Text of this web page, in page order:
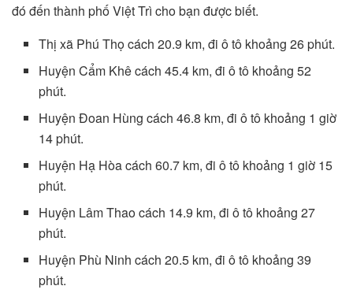
đó đến thành phố Việt Trì cho bạn được biết.
Thị xã Phú Thọ cách 20.9 km, đi ô tô khoảng 26 phút.
Huyện Cẩm Khê cách 45.4 km, đi ô tô khoảng 52
phút.
Huyện Đoan Hùng cách 46.8 km, đi ô tô khoảng 1 giờ
14 phút.
Huyện Hạ Hòa cách 60.7 km, đi ô tô khoảng 1 giờ 15
phút.
Huyện Lâm Thao cách 14.9 km, đi ô tô khoảng 27
phút.
Huyện Phù Ninh cách 20.5 km, đi ô tô khoảng 39
phút.